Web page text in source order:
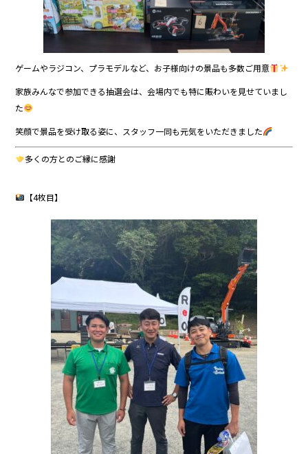
ゲームやラジコン、プラモデルなど、お子様向けの景品も多数ご用意
家族みんなで参加できる抽選会は、会場内でも特に賑わいを見せていまし
た
笑顔で景品を受け取る姿に、スタッフ一同も元気をいただきました
多くの方とのご縁に感謝
【4枚目】